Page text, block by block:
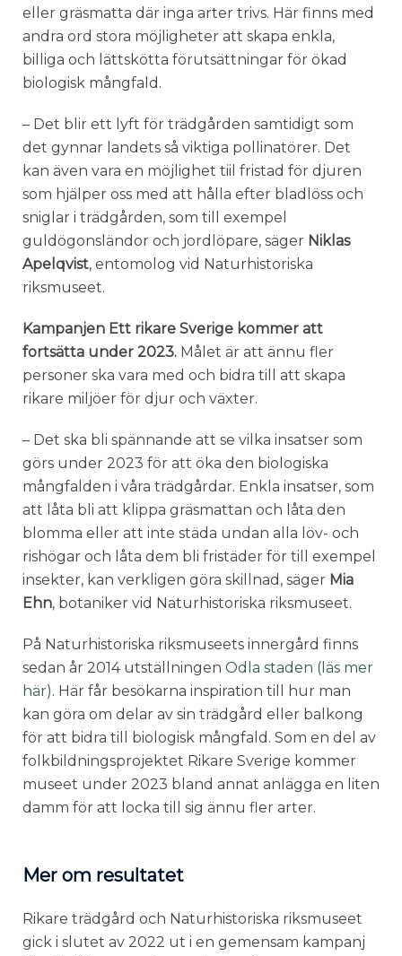
eller gräsmatta där inga arter trivs. Här finns med
andra ord stora möjligheter att skapa enkla,
billiga och lättskötta förutsättningar för ökad
biologisk mångfald.
– Det blir ett lyft för trädgården samtidigt som
det gynnar landets så viktiga pollinatörer. Det
kan även vara en möjlighet tiil fristad för djuren
som hjälper oss med att hålla efter bladlöss och
sniglar i trädgården, som till exempel
guldögonsländor och jordlöpare, säger Niklas
Apelqvist, entomolog vid Naturhistoriska
riksmuseet.
Kampanjen Ett rikare Sverige kommer att
fortsätta under 2023. Målet är att ännu fler
personer ska vara med och bidra till att skapa
rikare miljöer för djur och växter.
– Det ska bli spännande att se vilka insatser som
görs under 2023 för att öka den biologiska
mångfalden i våra trädgårdar. Enkla insatser, som
att låta bli att klippa gräsmattan och låta den
blomma eller att inte städa undan alla löv- och
rishögar och låta dem bli fristäder för till exempel
insekter, kan verkligen göra skillnad, säger Mia
Ehn, botaniker vid Naturhistoriska riksmuseet.
På Naturhistoriska riksmuseets innergård finns
sedan år 2014 utställningen Odla staden (läs mer
här). Här får besökarna inspiration till hur man
kan göra om delar av sin trädgård eller balkong
för att bidra till biologisk mångfald. Som en del av
folkbildningsprojektet Rikare Sverige kommer
museet under 2023 bland annat anlägga en liten
damm för att locka till sig ännu fler arter.
Mer om resultatet
Rikare trädgård och Naturhistoriska riksmuseet
gick i slutet av 2022 ut i en gemensam kampanj